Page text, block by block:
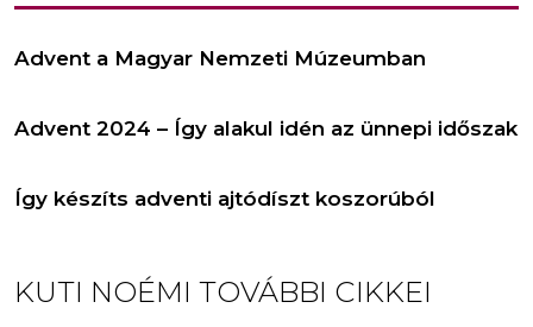
Advent a Magyar Nemzeti Múzeumban
Advent 2024 – Így alakul idén az ünnepi időszak
Így készíts adventi ajtódíszt koszorúból
KUTI NOÉMI TOVÁBBI CIKKEI